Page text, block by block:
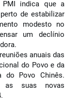
PMI indica que a
de estabilizar
modesto no
um declínio
anuais das
do Povo e da
do Povo Chinês.
as suas novas